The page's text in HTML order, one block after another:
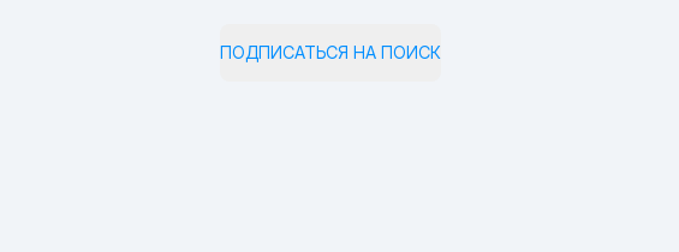
ПОДПИСАТЬСЯ НА ПОИСК